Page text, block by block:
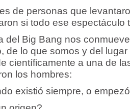
de personas que
si todo ese espectáculo
del Big Bang nos
de lo que somos y del
científicamente a una de
los hombres:
existió siempre, o